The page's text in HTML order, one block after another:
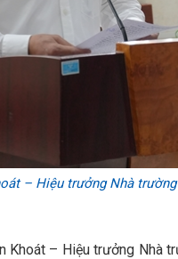
– Hiệu trưởng Nhà
– Hiệu trưởng Nhà